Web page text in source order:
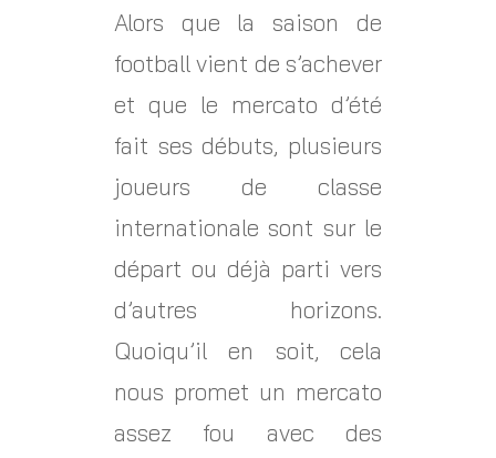
Alors que la saison de
football vient de s’achever
et que le mercato d’été
fait ses débuts, plusieurs
joueurs de classe
internationale sont sur le
départ ou déjà parti vers
d’autres horizons.
Quoiqu’il en soit, cela
nous promet un mercato
assez fou avec des